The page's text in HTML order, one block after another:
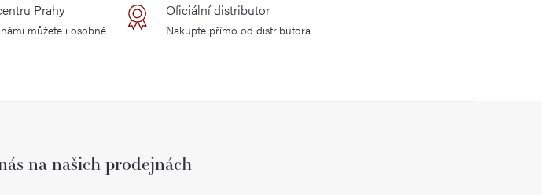
Prahy
můžete i osobně
Oficiální distributor
Nakupte přímo od distributora
na našich prodejnách